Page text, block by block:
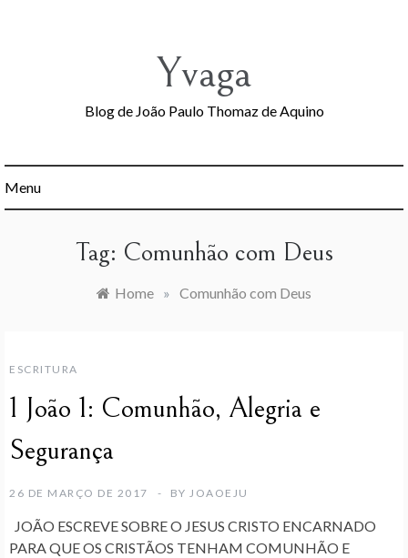
Yvaga
Blog de João Paulo Thomaz de Aquino
Menu
Tag: Comunhão com Deus
Home » Comunhão com Deus
ESCRITURA
1 João 1: Comunhão, Alegria e
Segurança
26 DE MARÇO DE 2017 BY JOAOEJU
JOÃO ESCREVE SOBRE O JESUS CRISTO ENCARNADO
PARA QUE OS CRISTÃOS TENHAM COMUNHÃO E